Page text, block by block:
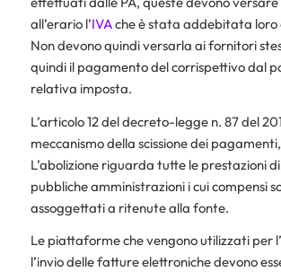
all’erario l’IVAche è stata addebitata loro
Non devono quindi versarla ai fornitori
quindi il pagamento del corrispettivo dal
relativa imposta.
L’articolo 12 del decreto-legge n. 87 del
meccanismo della scissione dei
L’abolizione riguarda tutte le prestazioni
pubbliche amministrazioni i cui compensi
assoggettati a ritenute alla fonte.
Le piattaforme che vengono utilizzati per
l’invio delle fatture elettroniche devono